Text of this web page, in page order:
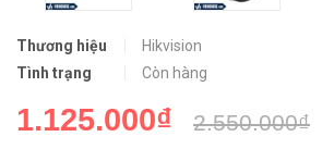
Thương hiệu
Hikvision
Tình trạng
Còn hàng
1.125.000₫ 2.550.000₫